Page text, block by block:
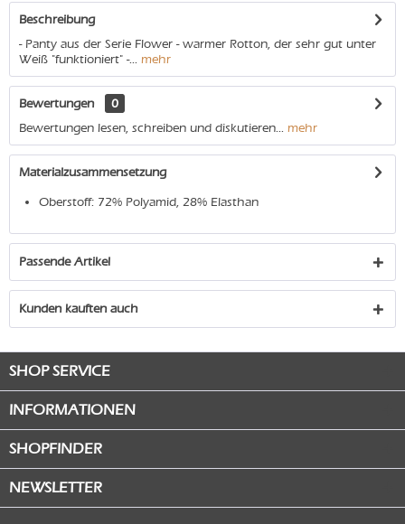
Beschreibung
- Panty aus der Serie Flower - warmer Rotton, der sehr gut unter
Weiß "funktioniert" -... mehr
Bewertungen
0
Bewertungen lesen, schreiben und diskutieren... mehr
Materialzusammensetzung
Oberstoff: 72% Polyamid, 28% Elasthan
Passende Artikel
Kunden kauften auch
SHOP SERVICE
INFORMATIONEN
SHOPFINDER
NEWSLETTER